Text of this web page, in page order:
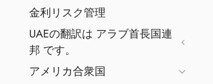
金利リスク管理
UAEの翻訳は アラブ首長国連
邦 です。
アメリカ合衆国